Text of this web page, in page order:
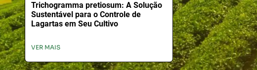
Trichogramma pretiosum: A Solução
Sustentável para o Controle de
Lagartas em Seu Cultivo
VER MAIS